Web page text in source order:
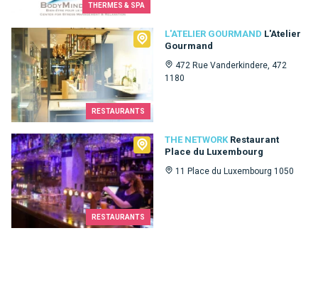
THERMES & SPA
RESTAURANTS
L'ATELIER GOURMAND L'Atelier
Gourmand
472 Rue Vanderkindere, 472
1180
L'Atelier Gourmand
RESTAURANTS
THE NETWORK Restaurant
Place du Luxembourg
11 Place du Luxembourg 1050
The Network